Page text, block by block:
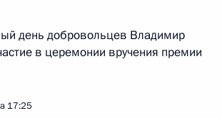
день добровольцев Владимир
в церемонии вручения премии
17:25